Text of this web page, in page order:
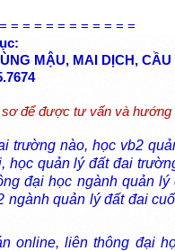
= = = = = = = = = = =
MẬU, MAI DỊCH, CẦU
để được tư vấn và hướng
trường nào, học vb2
học quản lý đất đai
đại học ngành quản
ngành quản lý đất đai
online, liên thông đại